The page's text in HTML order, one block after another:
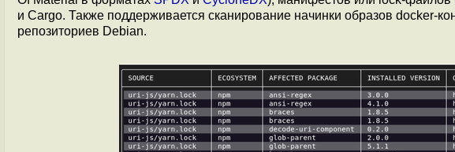
и Cargo. Также поддерживается сканирование начинки образов docker-
репозиториев Debian.